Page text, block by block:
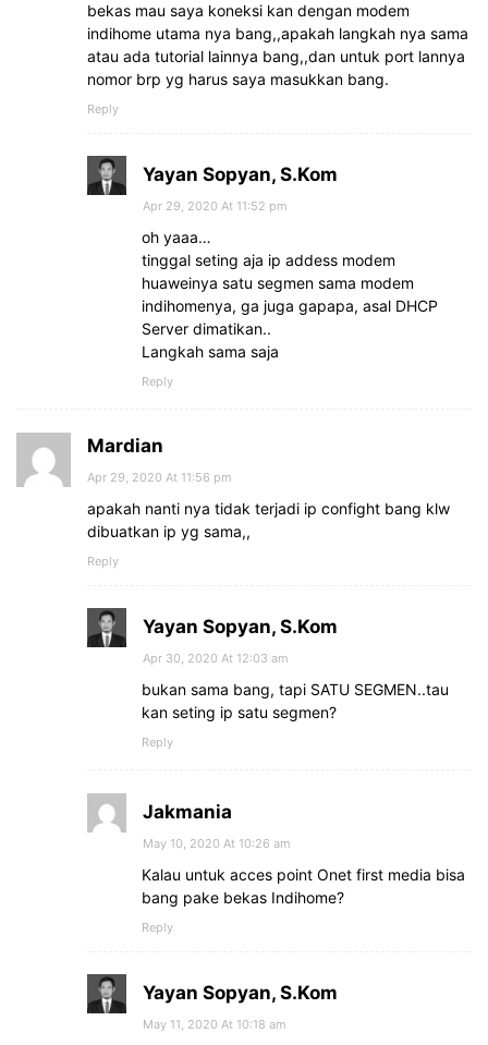
bekas mau saya koneksi kan dengan modem
indihome utama nya bang,,apakah langkah nya sama
atau ada tutorial lainnya bang,,dan untuk port lannya
nomor brp yg harus saya masukkan bang.
Reply
Yayan Sopyan, S.Kom
Apr 29, 2020 At 11:52 pm
oh yaaa…
tinggal seting aja ip addess modem
huaweinya satu segmen sama modem
indihomenya, ga juga gapapa, asal DHCP
Server dimatikan..
Langkah sama saja
Reply
Mardian
Apr 29, 2020 At 11:56 pm
apakah nanti nya tidak terjadi ip confight bang klw
dibuatkan ip yg sama,,
Reply
Yayan Sopyan, S.Kom
Apr 30, 2020 At 12:03 am
bukan sama bang, tapi SATU SEGMEN..tau
kan seting ip satu segmen?
Reply
Jakmania
May 10, 2020 At 10:26 am
Kalau untuk acces point Onet first media bisa
bang pake bekas Indihome?
Reply
Yayan Sopyan, S.Kom
May 11, 2020 At 10:18 am